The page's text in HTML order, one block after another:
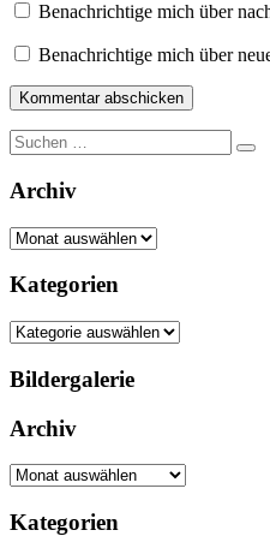
Benachrichtige mich über
Benachrichtige mich über
Suche
nach:
Archiv
Archiv
Kategorien
Kategorien
Bildergalerie
Archiv
Archiv
Kategorien